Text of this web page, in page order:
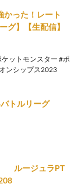
かった！レート
グ】【生配信】
ットモンスター #ポ
ンシップス2023
トルリーグ
ルージュラPT